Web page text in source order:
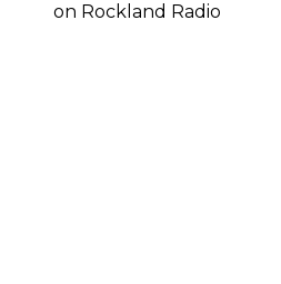
on Rockland Radio